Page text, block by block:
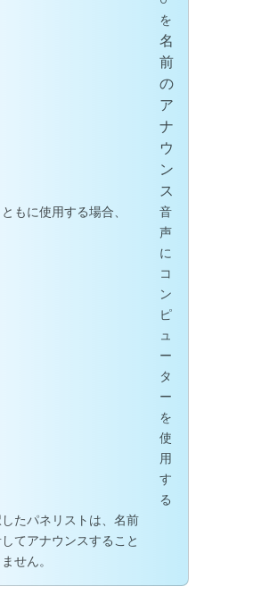
を
名
前
の
ア
ナ
ウ
ン
ス
もに使用する場合、
音
声
に
コ
ン
ピ
ュ
ー
タ
ー
を
使
用
す
る
たパネリストは、名前
てアナウンスすること
せん。